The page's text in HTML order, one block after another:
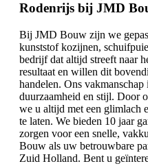
Rodenrijs bij JMD
Bij JMD Bouw zijn we
kunststof kozijnen,
bedrijf dat altijd streeft naar
resultaat en willen dit
handelen. Ons
duurzaamheid en stijl. Door
we u altijd met een glimlach
te laten. We bieden 10 jaar
zorgen voor een snelle,
Bouw als uw betrouwbare
Zuid Holland. Bent u